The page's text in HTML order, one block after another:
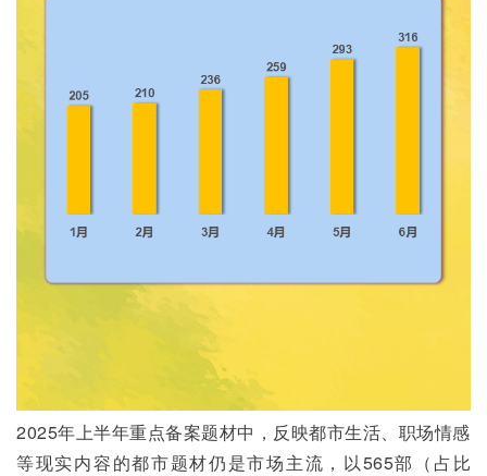
2025年上半年重点备案题材中，反映都市生活、职场情感
等现实内容的都市题材仍是市场主流，以565部（占比